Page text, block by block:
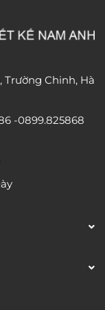
Trường Chinh, Hà
-0899.825868